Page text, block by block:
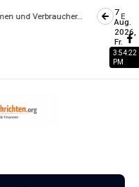
Essen gehen wird
7
Aug.
2026,
Fr.
3:54:22
PM